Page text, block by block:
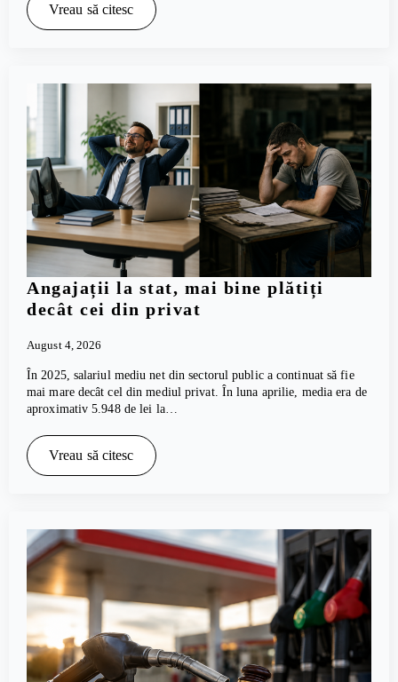
Vreau să citesc
Angajații la stat, mai bine plătiți
decât cei din privat
August 4, 2026
În 2025, salariul mediu net din sectorul public a continuat să fie
mai mare decât cel din mediul privat. În luna aprilie, media era de
aproximativ 5.948 de lei la…
Vreau să citesc